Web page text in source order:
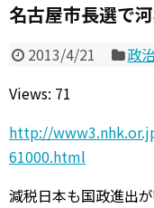
名古屋市長選で
2013/4/21 政
Views: 71
http://
61000.html
減税日本も国政進出